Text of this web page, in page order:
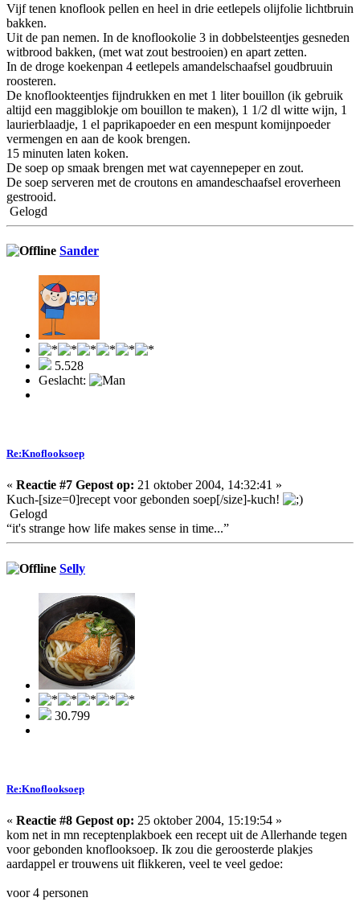
Vijf tenen knoflook pellen en heel in drie eetlepels olijfolie lichtbruin
bakken.
Uit de pan nemen. In de knoflookolie 3 in dobbelsteentjes gesneden
witbrood bakken, (met wat zout bestrooien) en apart zetten.
In de droge koekenpan 4 eetlepels amandelschaafsel goudbruuin
roosteren.
De knoflookteentjes fijndrukken en met 1 liter bouillon (ik gebruik
altijd een maggiblokje om bouillon te maken), 1 1/2 dl witte wijn, 1
laurierblaadje, 1 el paprikapoeder en een mespunt komijnpoeder
vermengen en aan de kook brengen.
15 minuten laten koken.
De soep op smaak brengen met wat cayennepeper en zout.
De soep serveren met de croutons en amandeschaafsel eroverheen
gestrooid.
Gelogd
Sander
5.528
Geslacht:
Re:Knoflooksoep
« Reactie #7 Gepost op: 21 oktober 2004, 14:32:41 »
Kuch-[size=0]recept voor gebonden soep[/size]-kuch!
Gelogd
“it's strange how life makes sense in time...”
Selly
30.799
Re:Knoflooksoep
« Reactie #8 Gepost op: 25 oktober 2004, 15:19:54 »
kom net in mn receptenplakboek een recept uit de Allerhande tegen
voor gebonden knoflooksoep. Ik zou die geroosterde plakjes
aardappel er trouwens uit flikkeren, veel te veel gedoe:
voor 4 personen